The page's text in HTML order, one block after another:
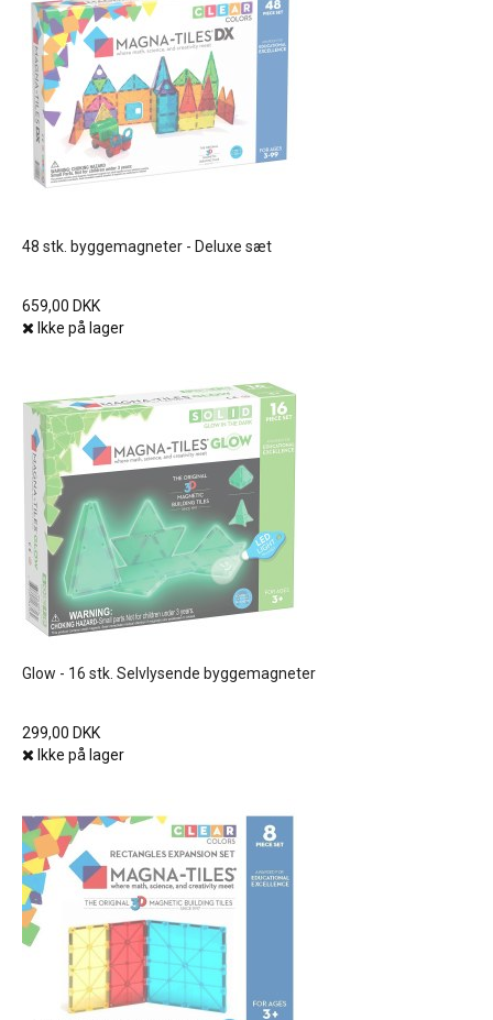
48 stk. byggemagneter - Deluxe sæt
659,00 DKK
Ikke på lager
Glow - 16 stk. Selvlysende byggemagneter
299,00 DKK
Ikke på lager